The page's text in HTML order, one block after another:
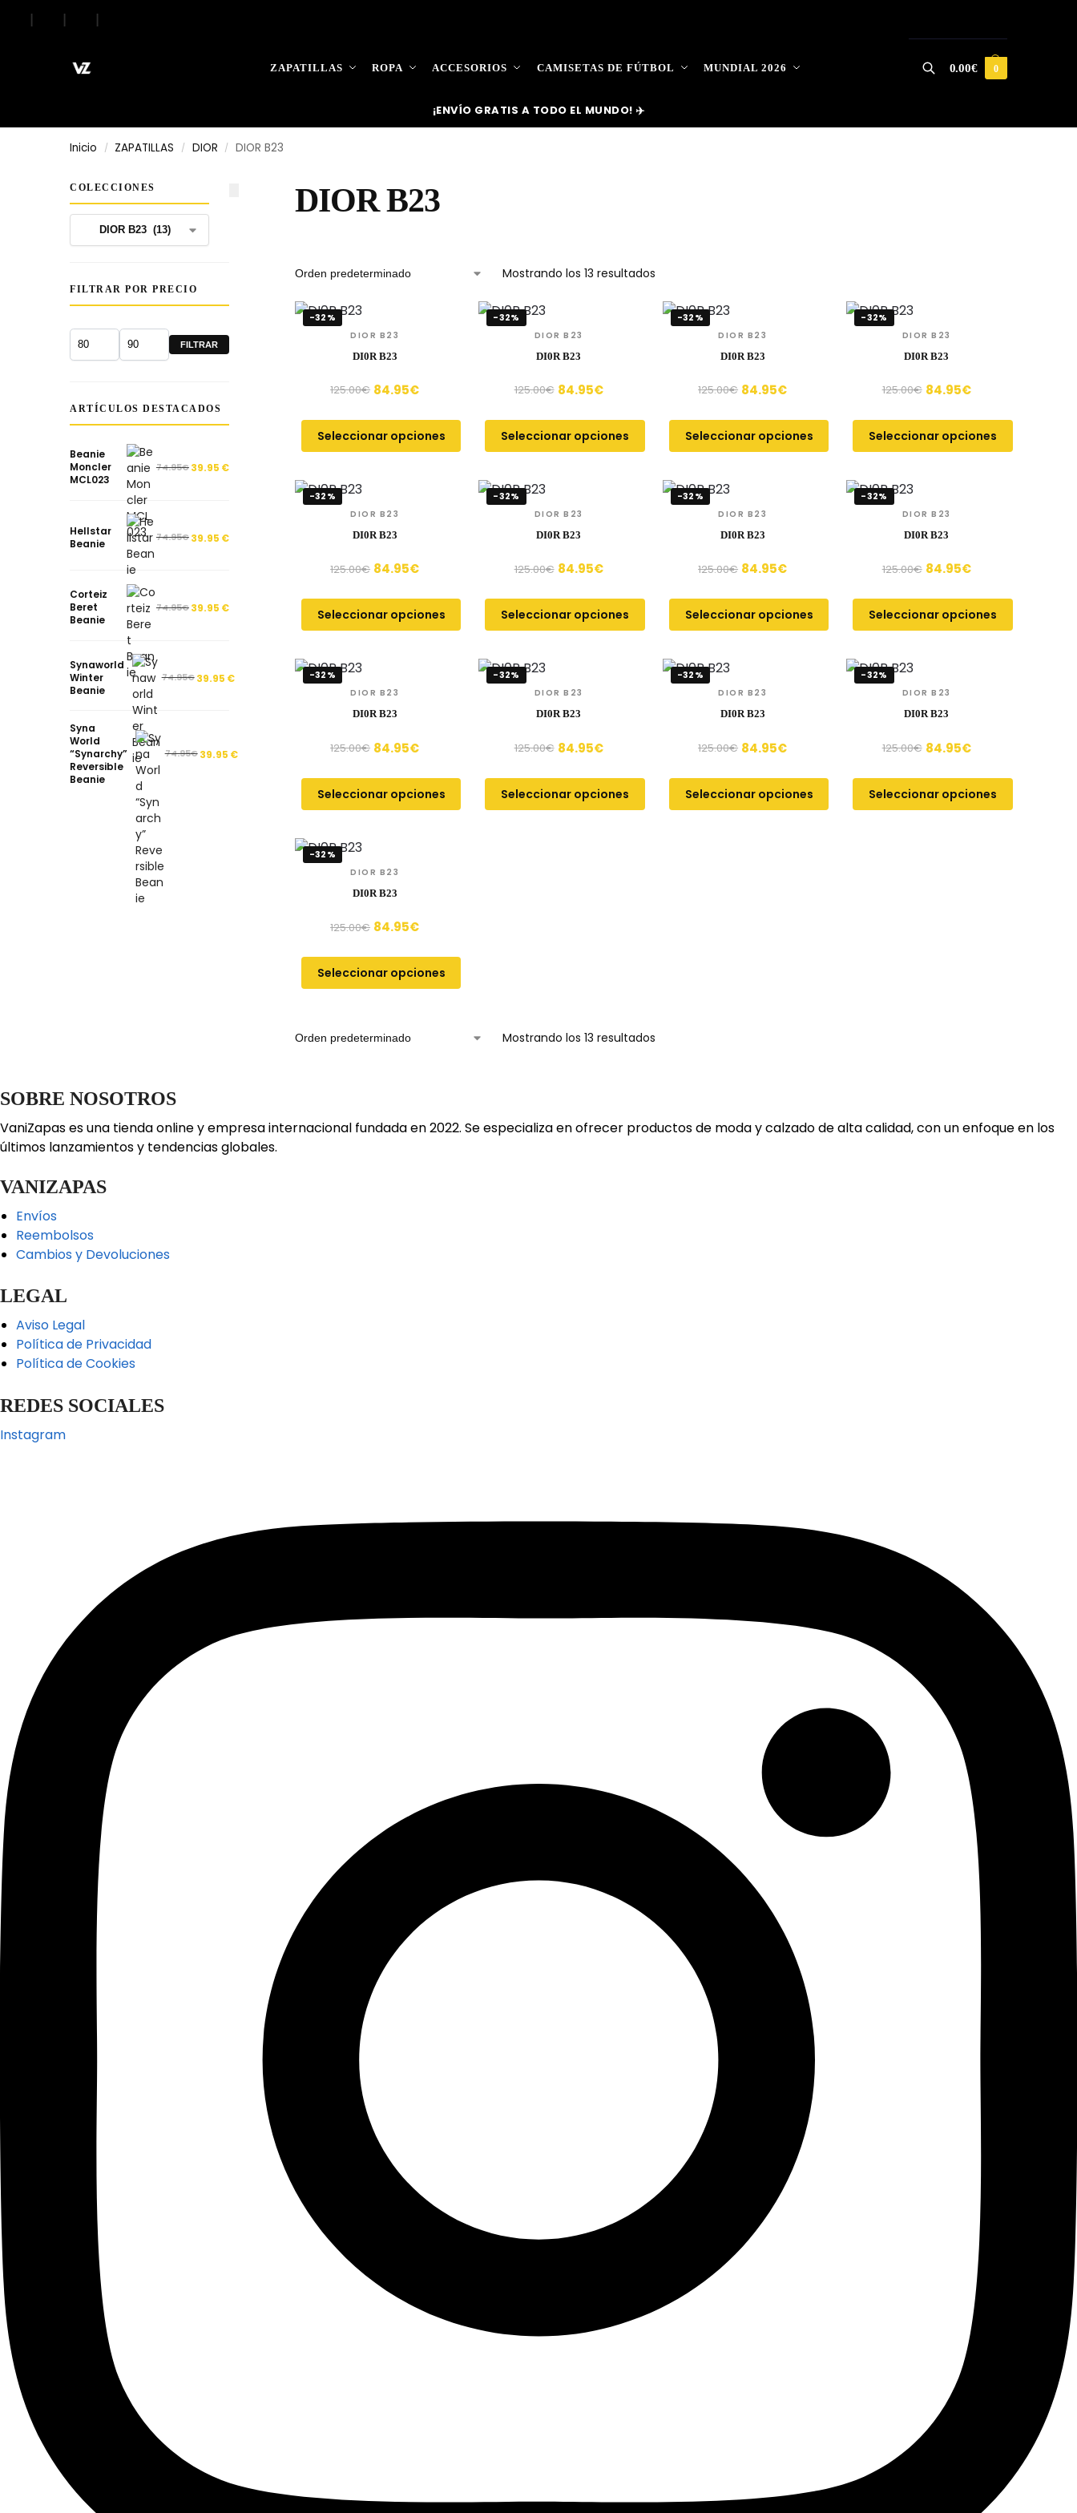
| | |
ZAPATILLAS ROPA ACCESORIOS CAMISETAS DE FÚTBOL MUNDIAL 2026
Search
0.00€ 0
¡ENVÍO GRATIS A TODO EL MUNDO! ✈️
Inicio / ZAPATILLAS / DIOR / DIOR B23
DIOR B23
Mostrando los 13 resultados
-32%
DIOR B23
DI0R B23
125.00€ 84.95€
Seleccionar opciones
-32%
DIOR B23
DI0R B23
125.00€ 84.95€
Seleccionar opciones
-32%
DIOR B23
DI0R B23
125.00€ 84.95€
Seleccionar opciones
-32%
DIOR B23
DI0R B23
125.00€ 84.95€
Seleccionar opciones
-32%
DIOR B23
DI0R B23
125.00€ 84.95€
Seleccionar opciones
-32%
DIOR B23
DI0R B23
125.00€ 84.95€
Seleccionar opciones
-32%
DIOR B23
DI0R B23
125.00€ 84.95€
Seleccionar opciones
-32%
DIOR B23
DI0R B23
125.00€ 84.95€
Seleccionar opciones
-32%
DIOR B23
DI0R B23
125.00€ 84.95€
Seleccionar opciones
-32%
DIOR B23
DI0R B23
125.00€ 84.95€
Seleccionar opciones
-32%
DIOR B23
DI0R B23
125.00€ 84.95€
Seleccionar opciones
-32%
DIOR B23
DI0R B23
125.00€ 84.95€
Seleccionar opciones
-32%
DIOR B23
DI0R B23
125.00€ 84.95€
Seleccionar opciones
Mostrando los 13 resultados
COLECCIONES
FILTRAR POR PRECIO
FILTRAR
ARTÍCULOS DESTACADOS
Beanie
Moncler
MCL023
74.95€39.95 €
Hellstar
Beanie
74.95€39.95 €
Corteiz
Beret
Beanie
74.95€39.95 €
Synaworld
Winter
Beanie
74.95€ 39.95 €
Syna
World
“Synarchy”
Reversible
Beanie
74.95€ 39.95 €
SOBRE NOSOTROS
VaniZapas es una tienda online y empresa internacional fundada en 2022. Se especializa en ofrecer productos de moda y calzado de alta calidad, con un enfoque en los
últimos lanzamientos y tendencias globales.
VANIZAPAS
Envíos
Reembolsos
Cambios y Devoluciones
LEGAL
Aviso Legal
Política de Privacidad
Política de Cookies
REDES SOCIALES
Instagram